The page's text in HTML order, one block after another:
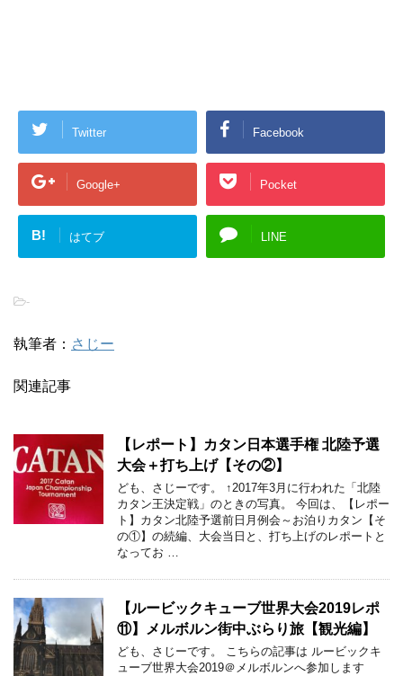
Twitter Facebook
Google+ Pocket
B! はてブ LINE
-
執筆者： さじー
関連記事
【レポート】カタン日本選手権 北陸予選
大会＋打ち上げ【その②】
ども、さじーです。 ↑2017年3月に行われた「北陸
カタン王決定戦」のときの写真。 今回は、【レポー
ト】カタン北陸予選前日月例会～お泊りカタン【そ
の①】の続編、大会当日と、打ち上げのレポートと
なってお …
【ルービックキューブ世界大会2019レポ
⑪】メルボルン街中ぶらり旅【観光編】
ども、さじーです。 こちらの記事は ルービックキ
ューブ世界大会2019＠メルボルンへ参加します